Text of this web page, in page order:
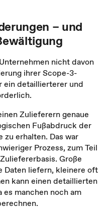
– und
nicht davon
ihrer Scope-3-
ein detaillierterer und
Zulieferern genaue
Fußabdruck der
erhalten. Das war
Prozess, zum Teil
Große
Daten liefern, kleinere oft
kann einen detaillierten
manchen noch am